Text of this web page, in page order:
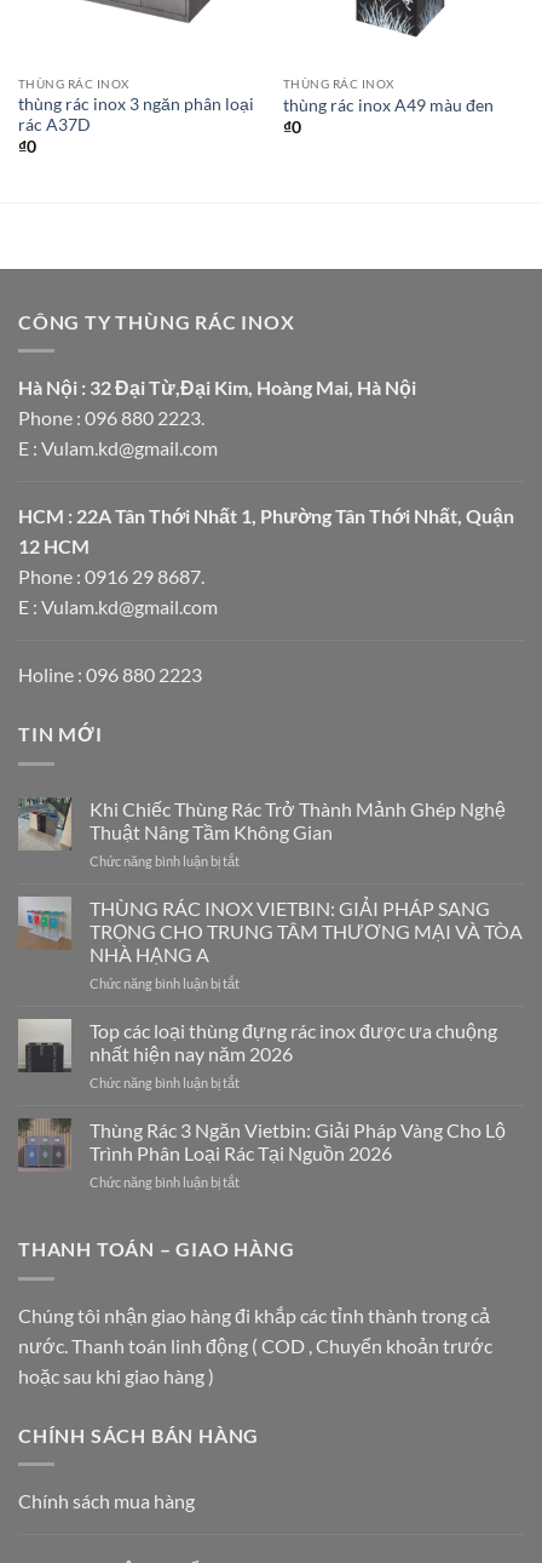
THÙNG RÁC INOX
thùng rác inox 3 ngăn phân loại
rác A37D
₫0
THÙNG RÁC INOX
thùng rác inox A49 màu đen
₫0
CÔNG TY THÙNG RÁC INOX
Hà Nội : 32 Đại Từ,Đại Kim, Hoàng Mai, Hà Nội
Phone : 096 880 2223.
E : Vulam.kd@gmail.com
HCM : 22A Tân Thới Nhất 1, Phường Tân Thới Nhất, Quận
12 HCM
Phone : 0916 29 8687.
E : Vulam.kd@gmail.com
Holine : 096 880 2223
TIN MỚI
Khi Chiếc Thùng Rác Trở Thành Mảnh Ghép Nghệ
Thuật Nâng Tầm Không Gian
Chức năng bình luận bị tắtở
Chiếc
Thùng
Rác
Thành
Ghép
Nghệ
Thuật
Nâng
Không
Gian
THÙNG RÁC INOX VIETBIN: GIẢI PHÁP SANG
TRỌNG CHO TRUNG TÂM THƯƠNG MẠI VÀ TÒA
NHÀ HẠNG A
Chức năng bình luận bị tắtở
RÁC
INOX
VIETBIN:
GIẢI
SANG
TRỌNG
TRUNG
MẠI
NHÀ
A
Top các loại thùng đựng rác inox được ưa chuộng
nhất hiện nay năm 2026
Chức năng bình luận bị tắtở
các
loại
thùng
đựng
được
nhất
hiện
nay
Thùng Rác 3 Ngăn Vietbin: Giải Pháp Vàng Cho Lộ
Trình Phân Loại Rác Tại Nguồn 2026
Chức năng bình luận bị tắtở
3
Pháp
Vàng
Phân
Loại
THANH TOÁN – GIAO HÀNG
Chúng tôi nhận giao hàng đi khắp các tỉnh thành trong cả
nước. Thanh toán linh động ( COD , Chuyển khoản trước
hoặc sau khi giao hàng )
CHÍNH SÁCH BÁN HÀNG
Chính sách mua hàng